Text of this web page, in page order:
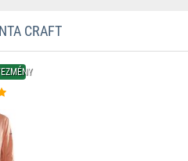
CRAFT